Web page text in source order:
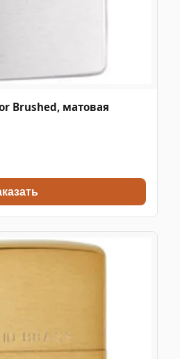
Brushed, матовая